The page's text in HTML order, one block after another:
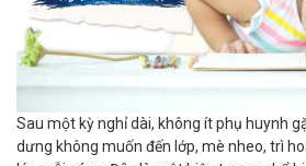
Sau một kỳ nghỉ dài, không ít phụ huynh
dưng không muốn đến lớp, mè nheo, trì